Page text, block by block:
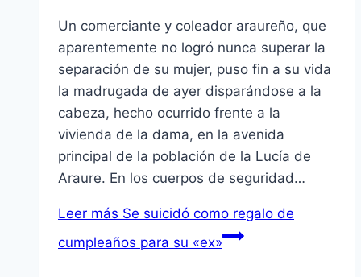
Un comerciante y coleador araureño, que
aparentemente no logró nunca superar la
separación de su mujer, puso fin a su vida
la madrugada de ayer disparándose a la
cabeza, hecho ocurrido frente a la
vivienda de la dama, en la avenida
principal de la población de la Lucía de
Araure. En los cuerpos de seguridad…
Leer más Se suicidó como regalo de
cumpleaños para su «ex»